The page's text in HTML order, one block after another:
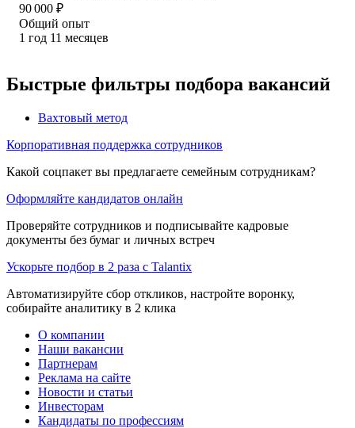
90 000 ₽
Общий опыт
1 год 11 месяцев
Быстрые фильтры подбора вакансий
Вахтовый метод
Корпоративная поддержка сотрудников
Какой соцпакет вы предлагаете семейным сотрудникам?
Оформляйте кандидатов онлайн
Проверяйте сотрудников и подписывайте кадровые
документы без бумаг и личных встреч
Ускорьте подбор в 2 раза с Talantix
Автоматизируйте сбор откликов, настройте воронку,
собирайте аналитику в 2 клика
О компании
Наши вакансии
Партнерам
Реклама на сайте
Новости и статьи
Инвесторам
Кандидаты по профессиям